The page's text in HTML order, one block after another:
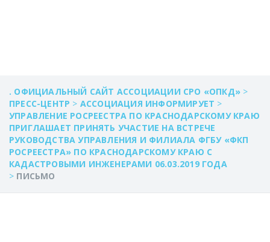
. ОФИЦИАЛЬНЫЙ САЙТ АССОЦИАЦИИ СРО «ОПКД» >
ПРЕСС-ЦЕНТР > АССОЦИАЦИЯ ИНФОРМИРУЕТ >
УПРАВЛЕНИЕ РОСРЕЕСТРА ПО КРАСНОДАРСКОМУ КРАЮ
ПРИГЛАШАЕТ ПРИНЯТЬ УЧАСТИЕ НА ВСТРЕЧЕ
РУКОВОДСТВА УПРАВЛЕНИЯ И ФИЛИАЛА ФГБУ «ФКП
РОСРЕЕСТРА» ПО КРАСНОДАРСКОМУ КРАЮ С
КАДАСТРОВЫМИ ИНЖЕНЕРАМИ 06.03.2019 ГОДА
> ПИСЬМО